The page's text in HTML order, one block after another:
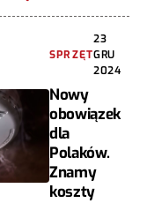
SPRZĘT
23
GRU
2024
Nowy
obowiązek
dla
Polaków.
Znamy
koszty